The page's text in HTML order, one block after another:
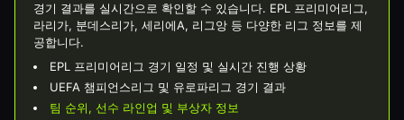
경기 결과를 실시간으로 확인할 수 있습니다. EPL 프리미어리그,
라리가, 분데스리가, 세리에A, 리그앙 등 다양한 리그 정보를 제
공합니다.
EPL 프리미어리그 경기 일정 및 실시간 진행 상황
UEFA 챔피언스리그 및 유로파리그 경기 결과
팀 순위, 선수 라인업 및 부상자 정보